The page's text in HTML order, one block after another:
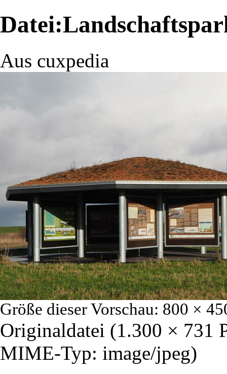
Aus cuxpedia
Größe dieser Vorschau: 800 ×
Originaldatei (1.300 × 731
MIME-Typ: image/jpeg)